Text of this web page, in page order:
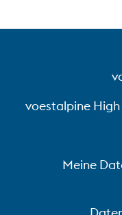
voestalpine
Meine